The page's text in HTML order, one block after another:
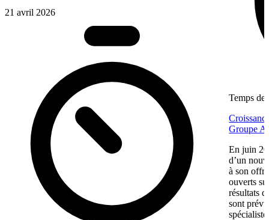
21 avril 2026
Temps de
Groupe
En juin
d’un
à son
ouverts
résultats
sont